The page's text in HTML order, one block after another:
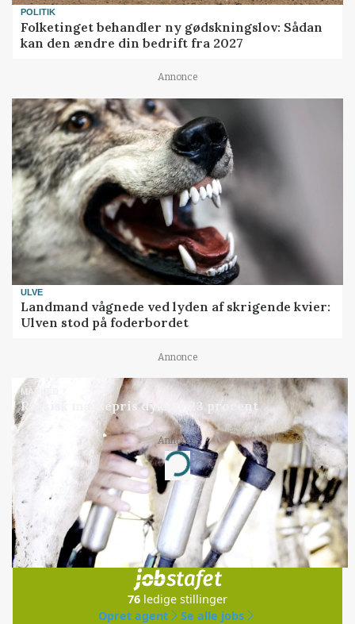
POLITIK
Folketinget behandler ny gødskningslov: Sådan
kan den ændre din bedrift fra 2027
Annonce
ULVE
Landmand vågnede ved lyden af skrigende kvier:
Ulven stod på foderbordet
Annonce
MARKED
Russisk mælkepris dykker 23 procent
Annonce
Loading...
Jobs
i samarbejde med
76 ledige stillinger
Opret agent
Se alle jobs